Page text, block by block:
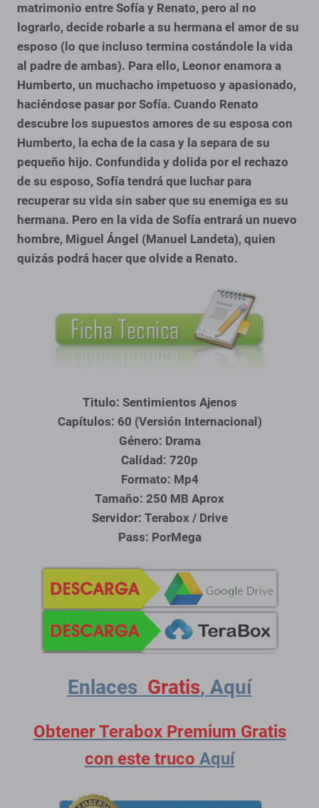
matrimonio entre Sofía y Renato, pero al no
lograrlo, decide robarle a su hermana el amor de su
esposo (lo que incluso termina costándole la vida
al padre de ambas). Para ello, Leonor enamora a
Humberto, un muchacho impetuoso y apasionado,
haciéndose pasar por Sofía. Cuando Renato
descubre los supuestos amores de su esposa con
Humberto, la echa de la casa y la separa de su
pequeño hijo. Confundida y dolida por el rechazo
de su esposo, Sofía tendrá que luchar para
recuperar su vida sin saber que su enemiga es su
hermana. Pero en la vida de Sofía entrará un nuevo
hombre, Miguel Ángel (Manuel Landeta), quien
quizás podrá hacer que olvide a Renato.
Titulo: Sentimientos Ajenos
Capítulos: 60 (Versión Internacional)
Género: Drama
Calidad: 720p
Formato: Mp4
Tamaño: 250 MB Aprox
Servidor: Terabox / Drive
Pass: PorMega
Enlaces Gratis, Aquí
Obtener Terabox Premium Gratis
con este truco Aquí